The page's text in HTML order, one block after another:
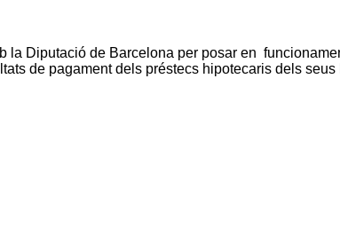
Diputació de Barcelona per posar en
de pagament dels préstecs hipotecaris dels